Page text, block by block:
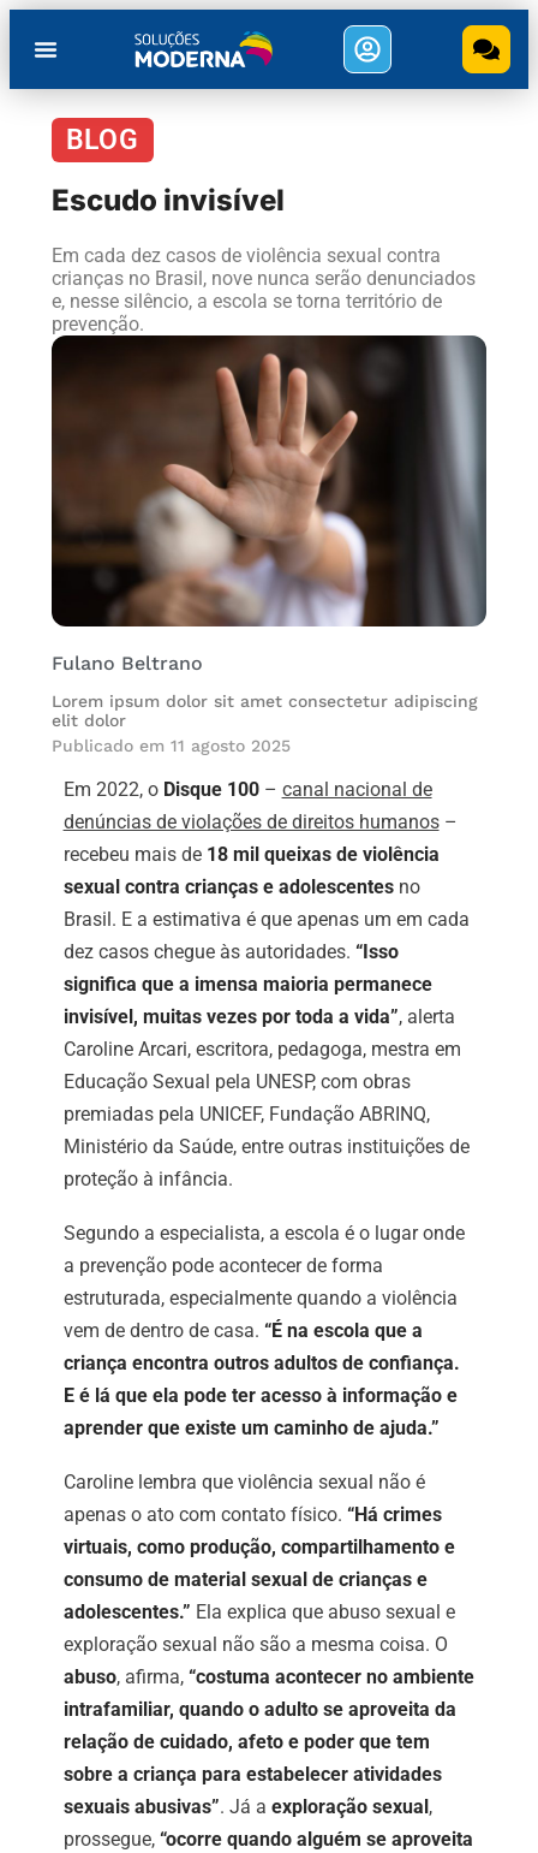
BLOG
Escudo invisível
Em cada dez casos de violência sexual contra
crianças no Brasil, nove nunca serão denunciados
e, nesse silêncio, a escola se torna território de
prevenção.
Fulano Beltrano
Lorem ipsum dolor sit amet consectetur adipiscing
elit dolor
Publicado em 11 agosto 2025
Em 2022, o Disque 100– canal nacional de
denúncias de violações de direitos humanos–
recebeu mais de 18 mil queixas de violência
sexual contra crianças e adolescentesno
Brasil. E a estimativa é que apenas um em cada
dez casos chegue às autoridades. “Isso
significa que a imensa maioria permanece
invisível, muitas vezes por toda a vida”, alerta
Caroline Arcari, escritora, pedagoga, mestra em
Educação Sexual pela UNESP, com obras
premiadas pela UNICEF, Fundação ABRINQ,
Ministério da Saúde, entre outras instituições de
proteção à infância.
Segundo a especialista, a escola é o lugar onde
a prevenção pode acontecer de forma
estruturada, especialmente quando a violência
vem de dentro de casa. “É na escola que a
criança encontra outros adultos de confiança.
E é lá que ela pode ter acesso à informação e
aprender que existe um caminho de ajuda.”
Caroline lembra que violência sexual não é
apenas o ato com contato físico. “Há crimes
virtuais, como produção, compartilhamento e
consumo de material sexual de crianças e
adolescentes.” Ela explica que abuso sexual e
exploração sexual não são a mesma coisa. O
abuso, afirma, “costuma acontecer no ambiente
intrafamiliar, quando o adulto se aproveita da
relação de cuidado, afeto e poder que tem
sobre a criança para estabelecer atividades
sexuais abusivas”. Já a exploração sexual ,
prossegue, “ocorre quando alguém se aproveita